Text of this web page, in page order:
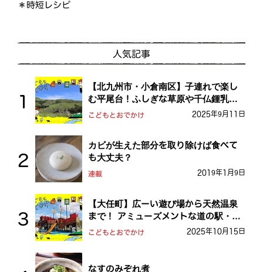
＊時短レシピ
人気記事
【北九州市・小倉南区】子連れで楽し
む平尾台！ふしぎな草原や千仏鍾乳洞
を探検しよう！
こどもとおでかけ 2025年9月11日
カビが生えた部分を取り除けば食べて
も大丈夫？
連載 2019年1月9日
【大任町】広ーい遊び場から天然温泉
まで！ アミューズメントな道の駅・お
おとう桜街道
こどもとおでかけ 2025年10月15日
なすのみぞれ煮